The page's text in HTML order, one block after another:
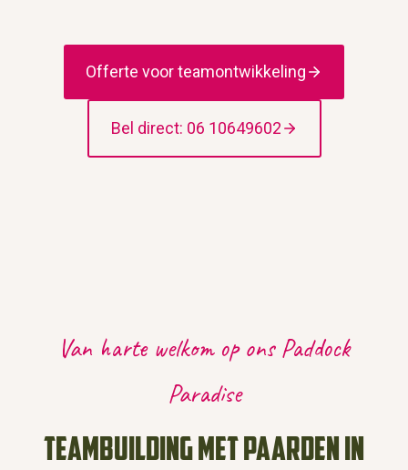
Offerte voor teamontwikkeling
Bel direct: 06 10649602
Van harte welkom op ons Paddock
Paradise
Teambuilding met paarden in